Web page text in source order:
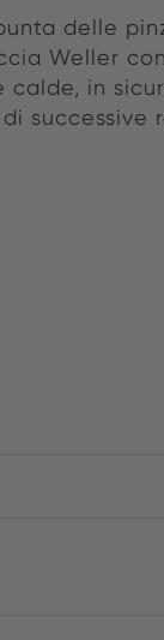
delle
Weller
in
successive